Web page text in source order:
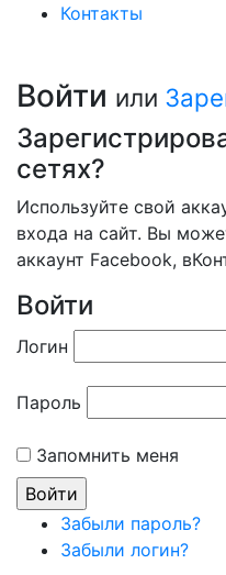
Контакты
Войти или
сетях?
Используйте свой
входа на сайт. Вы
аккаунт Facebook,
Войти
Логин
Пароль
Запомнить меня
Забыли пароль?
Забыли логин?